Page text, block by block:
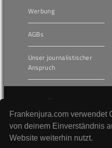
Frankenjura.com verwendet
von deinem Einverständnis
Website weiterhin nutzt.
Werbung
AGBs
Unser journalistischer
Anspruch
Die hier veröffentlichten Inhalte
Urheberrecht (Copyright) und
unverändert wiederveröffentlicht
wir auf juristischem Wege